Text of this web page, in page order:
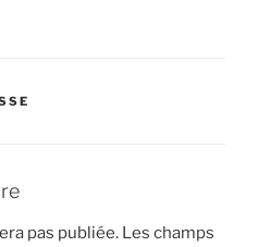
pas publiée. Les champs